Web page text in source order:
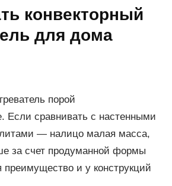
конвекторный
для дома
порой
Если сравнивать с настенными
— налицо малая масса,
за счет продуманной формы
преимущество и у конструкций